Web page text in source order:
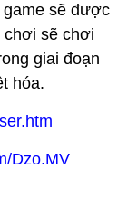
game sẽ được
chơi sẽ chơi
giai đoạn
hóa.
Dzo.MV